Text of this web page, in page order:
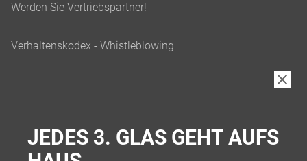
JEDES 3. GLAS GEHT AUFS